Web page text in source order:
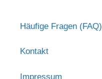
Häufige Fragen (FAQ)
Kontakt
Impressum